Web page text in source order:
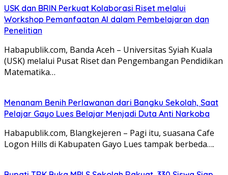
USK dan BRIN Perkuat Kolaborasi Riset melalui
Workshop Pemanfaatan AI dalam Pembelajaran dan
Penelitian
Habapublik.com, Banda Aceh – Universitas Syiah Kuala
(USK) melalui Pusat Riset dan Pengembangan Pendidikan
Matematika…
Menanam Benih Perlawanan dari Bangku Sekolah, Saat
Pelajar Gayo Lues Belajar Menjadi Duta Anti Narkoba
Habapublik.com, Blangkejeren – Pagi itu, suasana Cafe
Logon Hills di Kabupaten Gayo Lues tampak berbeda….